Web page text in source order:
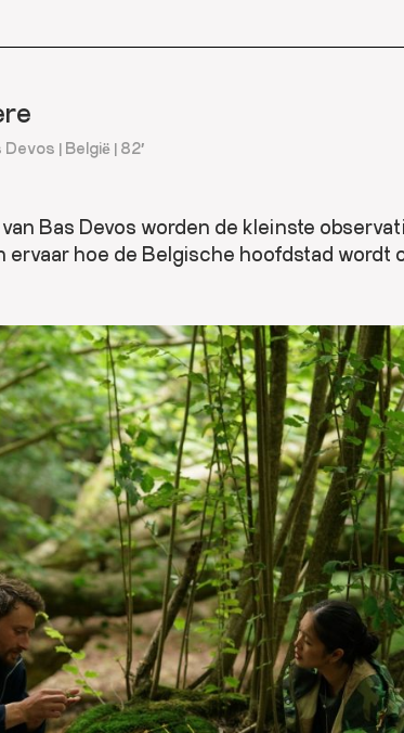
Devos | België | 82′
Bas Devos worden de kleinste
ervaar hoe de Belgische hoofdstad wordt